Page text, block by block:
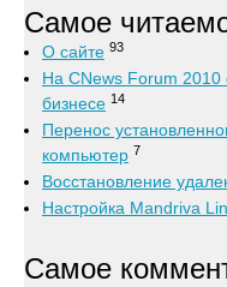
Самое
О сайте 93
На CNews Forum 2010
бизнесе 14
Перенос
компьютер 7
Восстановление
Настройка Mandriva
Самое